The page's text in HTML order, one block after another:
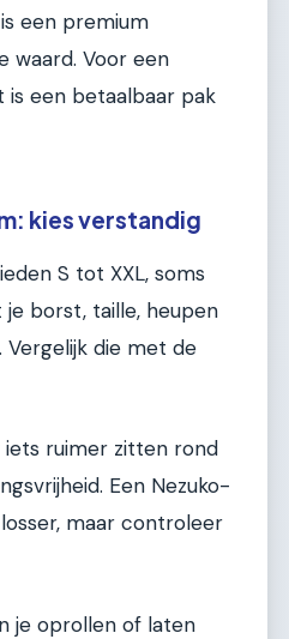
een premium
waard. Voor een
een betaalbaar pak
kies verstandig
S tot XXL, soms
borst, taille, heupen
die met de
iets ruimer zitten rond
Een Nezuko-
maar controleer
je oprollen of laten